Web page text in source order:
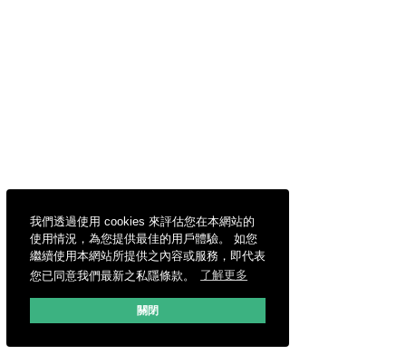
我們透過使用 cookies 來評估您在本網站的
使用情況，為您提供最佳的用戶體驗。 如您
繼續使用本網站所提供之內容或服務，即代表
您已同意我們最新之私隱條款。
了解更多
關閉